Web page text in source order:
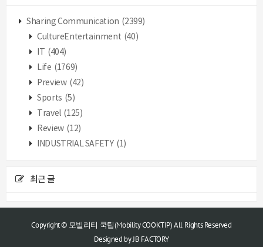
Sharing Communication (2399)
CultureEntertainment (40)
(404)
Life (1769)
Preview (42)
Sports (5)
Travel (125)
Review (12)
INDUSTRIAL SAFETY (1)
최근 글
Copyright © 모빌리티 쿡팁(Mobility COOKTIP) All Rights Reserved
Designed byJB FACTORY